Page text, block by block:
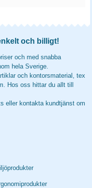
och billigt!
och med snabba
hela Sverige.
och kontorsmaterial, tex
Hos oss hittar du allt till
eller kontakta kundtjänst om